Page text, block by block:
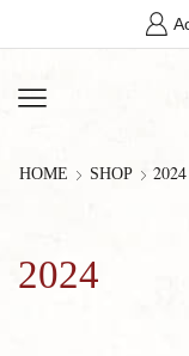
HOME SHOP 2024
2024